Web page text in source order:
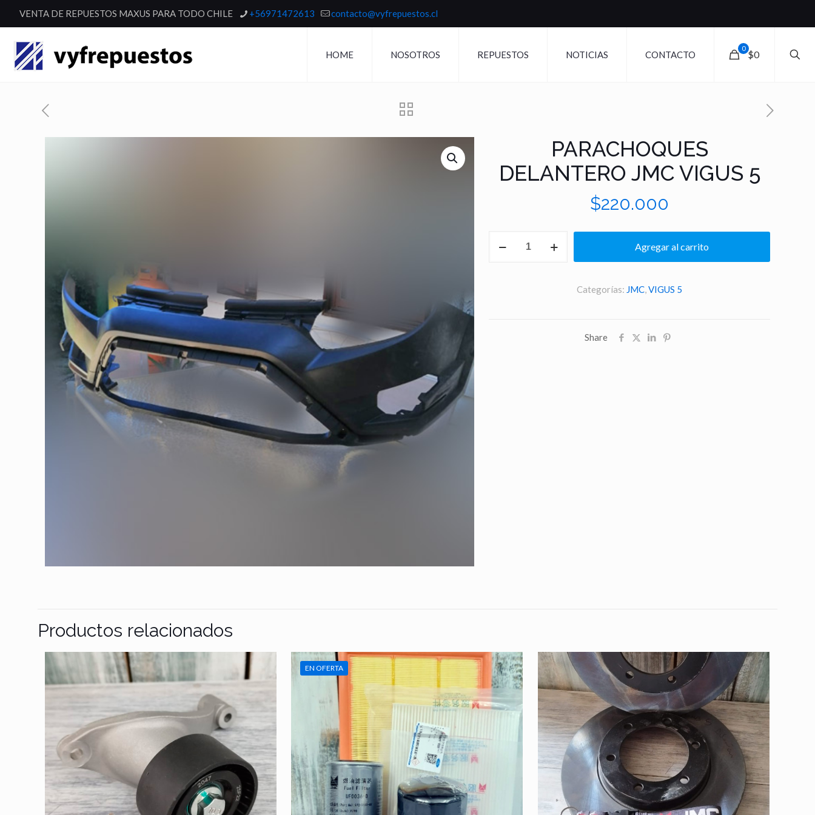
VENTA DE REPUESTOS MAXUS PARA TODO CHILE +56971472613 contacto@vyfrepuestos.cl
HOME NOSOTROS REPUESTOS NOTICIAS CONTACTO
0
$0
PARACHOQUES
DELANTERO JMC VIGUS 5
$220.000
Agregar al carrito
Categorías: JMC,VIGUS 5
Share
Productos relacionados
EN OFERTA